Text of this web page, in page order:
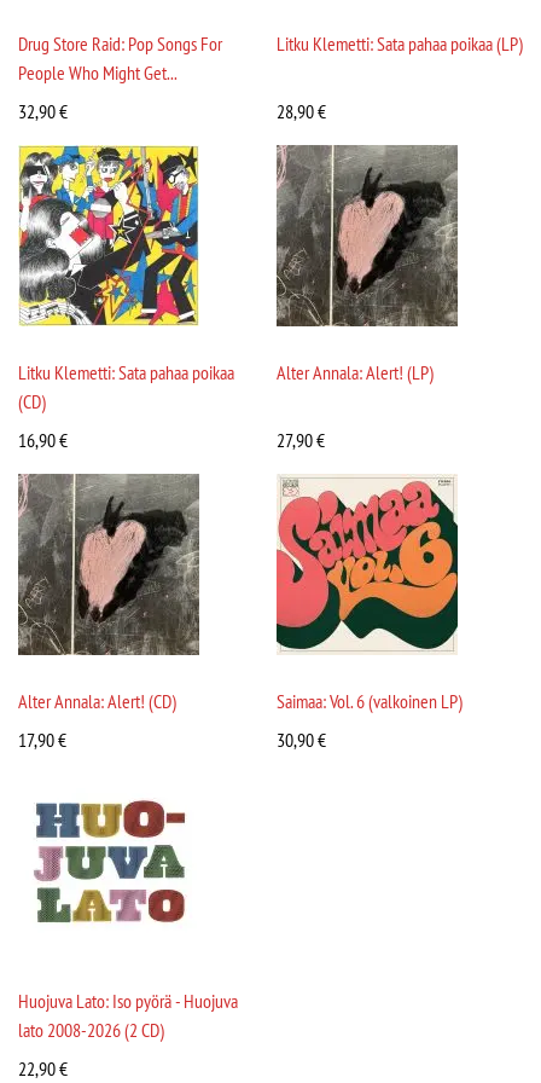
Drug Store Raid: Pop Songs For
People Who Might Get...
32,90€
Litku Klemetti: Sata pahaa poikaa (LP)
28,90€
Litku Klemetti: Sata pahaa poikaa
(CD)
16,90€
Alter Annala: Alert! (LP)
27,90€
Alter Annala: Alert! (CD)
17,90€
Saimaa: Vol. 6 (valkoinen LP)
30,90€
Huojuva Lato: Iso pyörä - Huojuva
lato 2008-2026 (2 CD)
22,90€